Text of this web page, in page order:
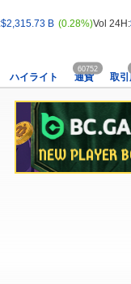
$2,315.73 B (0.28%)Vol 24H:
ハイライト 通貨
60752
取